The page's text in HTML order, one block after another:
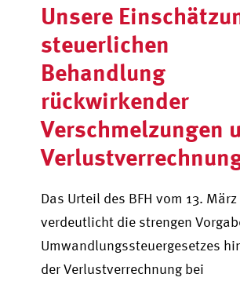
Unsere
steuerlichen
Behandlung
rückwirkender
Verschmelzungen
Das Urteil des BFH vom 13.
verdeutlicht die strengen
Umwandlungssteuergesetzes
der Verlustverrechnung bei